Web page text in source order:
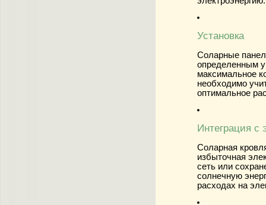
Установка
Соларные
определенным
максимальное
необходимо
оптимальное
Интеграция с
Соларная
избыточная
сеть или
солнечную
расходах на